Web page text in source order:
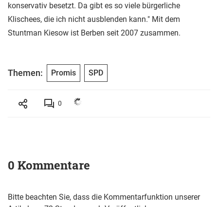
konservativ besetzt. Da gibt es so viele bürgerliche
Klischees, die ich nicht ausblenden kann." Mit dem
Stuntman Kiesow ist Berben seit 2007 zusammen.
Themen: Promis SPD
0
0 Kommentare
Bitte beachten Sie, dass die Kommentarfunktion unserer